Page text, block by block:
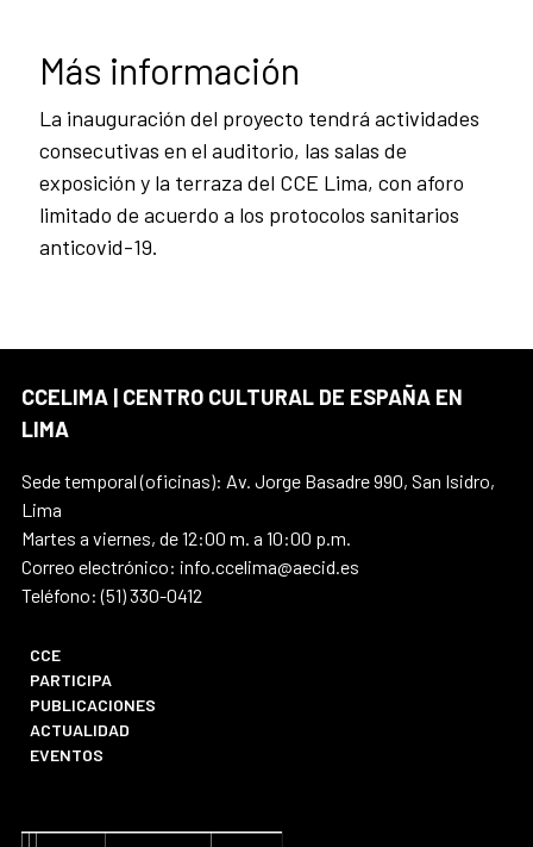
Más información
La inauguración del proyecto tendrá actividades
consecutivas en el auditorio, las salas de
exposición y la terraza del CCE Lima, con aforo
limitado de acuerdo a los protocolos sanitarios
anticovid-19.
CCELIMA | CENTRO CULTURAL DE ESPAÑA EN
LIMA
Sede temporal (oficinas): Av. Jorge Basadre 990, San Isidro,
Lima
Martes a viernes, de 12:00 m. a 10:00 p.m.
Correo electrónico: info.ccelima@aecid.es
Teléfono: (51) 330-0412
CCE
PARTICIPA
PUBLICACIONES
ACTUALIDAD
EVENTOS